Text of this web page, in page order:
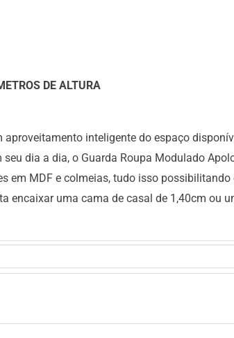
DE ALTURA
inteligente do espaço
dia a dia, o Guarda Roupa Modulado
em MDF e colmeias, tudo isso
encaixar uma cama de casal de 1,40cm ou